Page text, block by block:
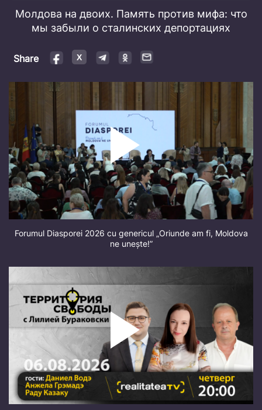
Молдова на двоих. Память против мифа: что
мы забыли о сталинских депортациях
Share
Forumul Diasporei 2026 cu genericul „Oriunde am fi, Moldova
ne unește!”